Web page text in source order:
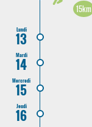
15km
Lundi
13
Mardi
14
Mercredi
15
Jeudi
16